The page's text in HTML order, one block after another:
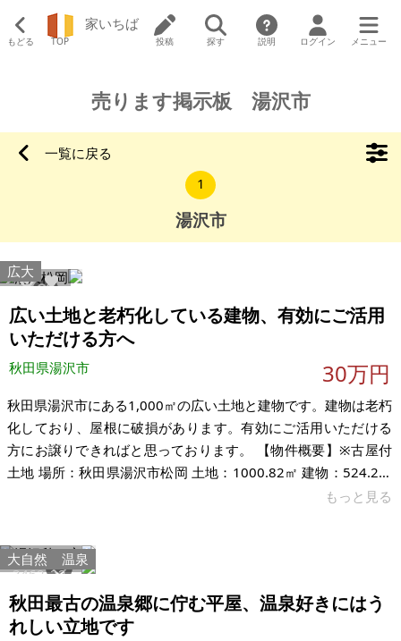
もどる TOP
家いちば
投稿 探す 説明 ログイン メニュー
売ります掲示板 湯沢市
一覧に戻る
1
湯沢市
広大
広い土地と老朽化している建物、有効にご活用
いただける方へ
秋田県湯沢市 30万円
秋田県湯沢市にある1,000㎡の広い土地と建物です。建物は老朽
化しており、屋根に破損があります。有効にご活用いただける
方にお譲りできればと思っております。 【物件概要】※古屋付
土地 場所：秋田県湯沢市松岡 土地：1000.82㎡ 建物：524.2㎡
(ほかに未登記建物あり) 構造：木造2階建て 現況：空き家 希望
上記と実際の取引価格とが異なる価格にて商談合意される場合
金、修繕費など）のほうが多くかかる場合もあります。
もっと見る
3462 22
大自然 温泉
秋田最古の温泉郷に佇む平屋、温泉好きにはう
れしい立地です